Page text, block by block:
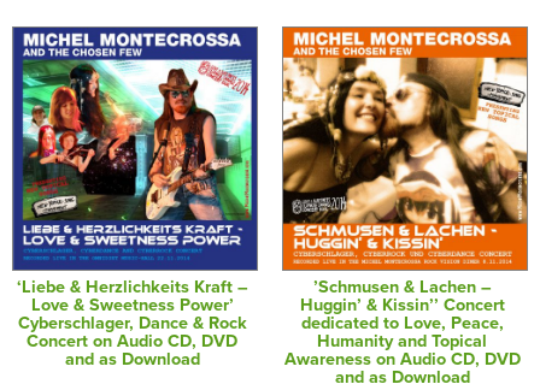
‘Liebe & Herzlichkeits Kraft –
Love & Sweetness Power’
Cyberschlager, Dance & Rock
Concert on Audio CD, DVD
and as Download
’Schmusen & Lachen –
Huggin’ & Kissin’’ Concert
dedicated to Love, Peace,
Humanity and Topical
Awareness on Audio CD, DVD
and as Download